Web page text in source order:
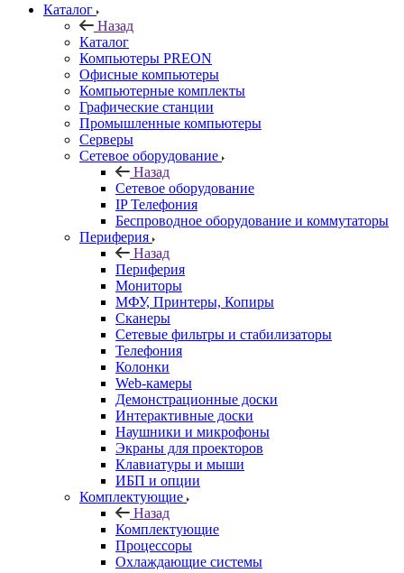
Каталог
Назад
Каталог
Компьютеры PREON
Офисные компьютеры
Компьютерные комплекты
Графические станции
Промышленные компьютеры
Серверы
Сетевое оборудование
Назад
Сетевое оборудование
IP Телефония
Беспроводное оборудование и коммутаторы
Периферия
Назад
Периферия
Мониторы
МФУ, Принтеры, Копиры
Сканеры
Сетевые фильтры и стабилизаторы
Телефония
Колонки
Web-камеры
Демонстрационные доски
Интерактивные доски
Наушники и микрофоны
Экраны для проекторов
Клавиатуры и мыши
ИБП и опции
Комплектующие
Назад
Комплектующие
Процессоры
Охлаждающие системы